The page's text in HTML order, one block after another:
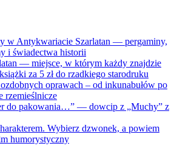
w Antykwariacie Szarlatan — pergaminy,
i świadectwa historii
— miejsce, w którym każdy znajdzie
za 5 zł do rzadkiego starodruku
oprawach – od inkunabułów po
rzemieślnicze
do pakowania…” — dowcip z „Muchy” z
Wybierz dzwonek, a powiem
humorystyczny